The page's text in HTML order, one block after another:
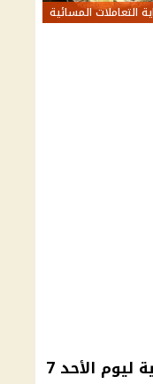
المسائية
شهد سعر الذهب اليوم في مصر خلال بداية التعاملات المسائية ليوم الأحد 7